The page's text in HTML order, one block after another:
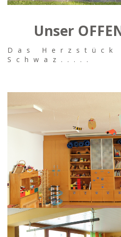
Unser
Das Herzstück
Schwaz.....